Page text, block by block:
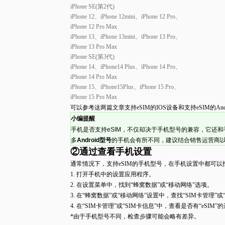
iPhone SE(第2代)
iPhone 12、iPhone 12mini、iPhone 12 Pro、
iPhone 12 Pro Max
iPhone 13、iPhone 13mini、iPhone 13 Pro、
iPhone 13 Pro Max
iPhone SE(第3代)
iPhone 14、iPhone14 Plus、iPhone 14 Pro、
iPhone 14 Pro Max
iPhone 15、iPhone15Plus、iPhone 15 Pro、
iPhone 15 Pro Max
可以参考这两篇文章支持eSIM的IOS设备和支持eSIM的
小编提醒
手机是否支持eSIM ，不仅却决于手机型号的兼容，它还
多Android型号的手机会有所不同，建议结合销售运营商
②通过查看手机设置
通常情况下，支持eSIM的手机型号，在手机设置中都可以
1. 打开手机中的设置应用程序。
2. 在设置菜单中，找到 “蜂窝数据”或“移动网络”选项。
3. 在“蜂窝数据”或“移动网络”设置中，查找“SIM卡管理”或
4. 在“SIM卡管理”或“SIM卡信息”中，查看是否有“eSIM”的
*由于手机型号不同，检查步骤可能会略有差异。